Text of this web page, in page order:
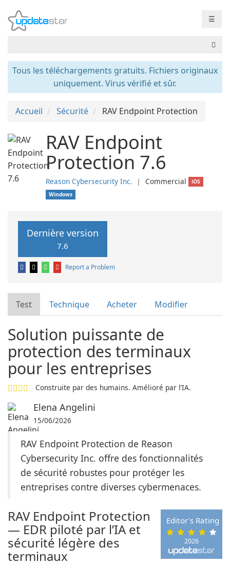
☰
Tous les téléchargements gratuits. Fichiers originaux
uniquement. Virus vérifié et sûr.
Accueil Sécurité RAV Endpoint Protection
RAV Endpoint
Protection 7.6
Reason Cybersecurity Inc. ❘ Commercial
iOS
Windows
Dernière version
7.6
Report a Problem
Test Technique Acheter Modifier
Solution puissante de
protection des terminaux
pour les entreprises
Construite par des humains. Amélioré par l’IA.
Elena Angelini
15/06/2026
RAV Endpoint Protection de Reason
Cybersecurity Inc. offre des fonctionnalités
de sécurité robustes pour protéger les
entreprises contre diverses cybermenaces.
2026
Editor's Rating
RAV Endpoint Protection
— EDR piloté par l’IA et
sécurité légère des
terminaux